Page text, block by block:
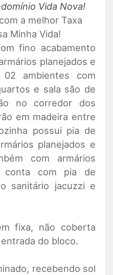
Vida Nova!
a melhor Taxa
Minha Vida!
fino acabamento
planejados e
02 ambientes com
e sala são de
no corredor dos
em madeira entre
possui pia de
planejados e
com armários
conta com pia de
sanitário jacuzzi e
fixa, não coberta
do bloco.
recebendo sol